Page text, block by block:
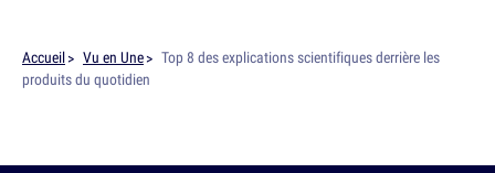
Accueil Vu en Une
Top 8 des explications scientifiques derrière les
produits du quotidien